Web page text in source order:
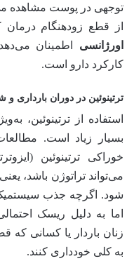
توجهی در پوست مشاهده
از قطع زودهنگام
اورژانسی اطمینان
کارکرد دارو است.
ترتینوئین در دوران بارداری و
استفاده از ترتینوئین،
بسیار زیاد است.
خوراکی ترتینوئین
می‌تواند تراتوژن باشد،
شود. اگرچه جذب سیستمیک
اما به دلیل ریسک
زنان باردار یا کسانی که
به کلی خودداری کنند.